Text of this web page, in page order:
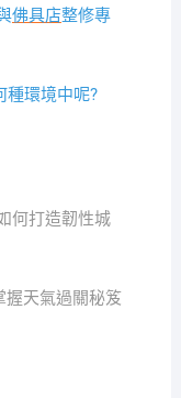
佛具店整修專
種環境中呢?
何打造韌性城
握天氣過關秘笈